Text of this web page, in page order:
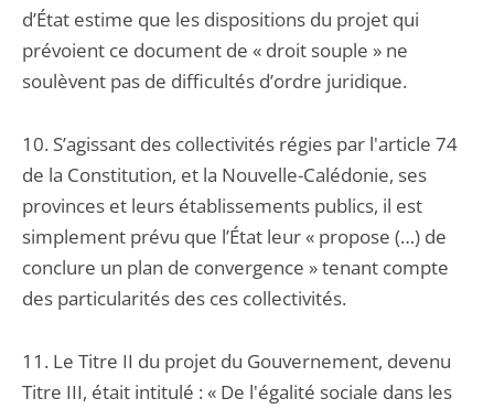
d’État estime que les dispositions du projet qui
prévoient ce document de « droit souple » ne
soulèvent pas de difficultés d’ordre juridique.
10. S’agissant des collectivités régies par l'article 74
de la Constitution, et la Nouvelle-Calédonie, ses
provinces et leurs établissements publics, il est
simplement prévu que l’État leur « propose (…) de
conclure un plan de convergence » tenant compte
des particularités des ces collectivités.
11. Le Titre II du projet du Gouvernement, devenu
Titre III, était intitulé : « De l'égalité sociale dans les